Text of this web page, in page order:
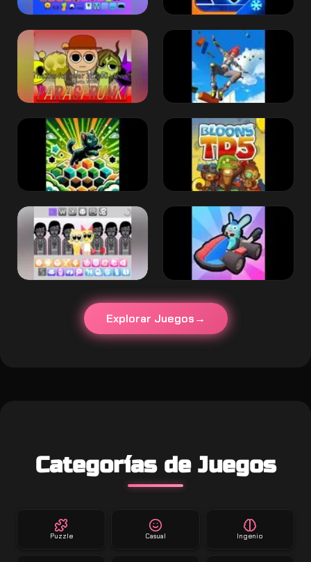
Explorar Juegos
Categorías de Juegos
Puzzle Casual Ingenio